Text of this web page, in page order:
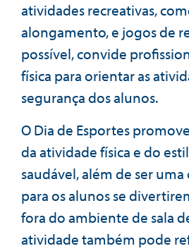
atividades recreativas,
alongamento, e jogos de
possível, convide
física para orientar as
segurança dos alunos.
O Dia de Esportes
da atividade física e do
saudável, além de ser
para os alunos se
fora do ambiente de sala
atividade também pode